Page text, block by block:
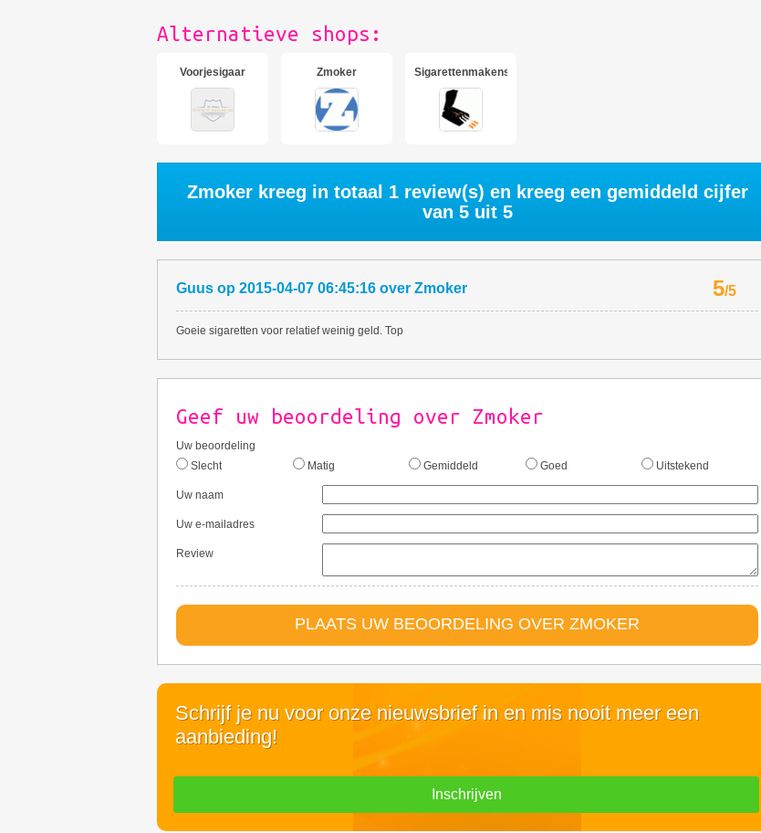
Alternatieve shops:
Voorjesigaar Zmoker Sigarettenmakenshop
Zmoker kreeg in totaal 1review(s) en kreeg een gemiddeld cijfer
van 5 uit 5
Guus op 2015-04-07 06:45:16 over Zmoker 5/5
Goeie sigaretten voor relatief weinig geld. Top
Geef uw beoordeling over Zmoker
Uw beoordeling
Slecht
Matig Gemiddeld Goed Uitstekend
Uw naam
Uw e-mailadres
Review
PLAATS UW BEOORDELING OVER ZMOKER
Schrijf je nu voor onze nieuwsbrief in en mis nooit meer een
aanbieding!
Inschrijven